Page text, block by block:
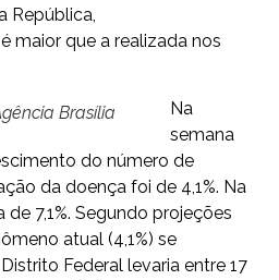
República,
maior que a realizada nos
Brasília
Na
semana
do número de
da doença foi de 4,1%. Na
de 7,1%. Segundo projeções
atual (4,1%) se
Federal levaria entre 17